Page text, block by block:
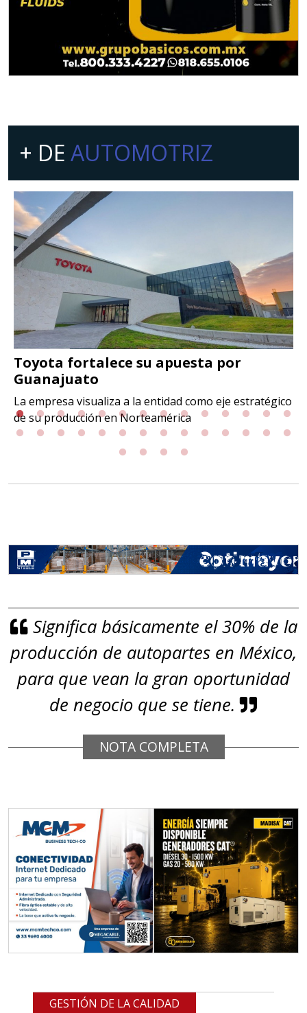
+ DE AUTOMOTRIZ
Toyota fortalece su apuesta por
Guanajuato
La empresa visualiza a la entidad como eje estratégico
de su producción en Norteamérica
Significa básicamente el 30% de la
producción de autopartes en México,
para que vean la gran oportunidad
de negocio que se tiene.
NOTA COMPLETA
GESTIÓN DE LA CALIDAD